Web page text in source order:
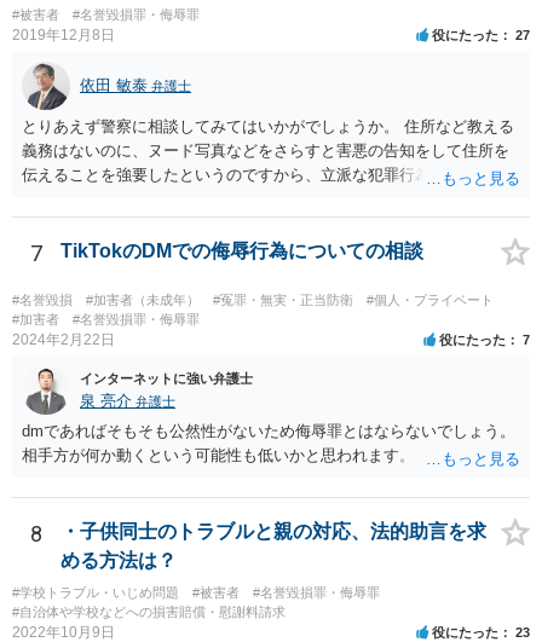
てきたのか尋ねることが考えられます。
#被害者 #名誉毀損罪・侮辱罪
2019年12月8日 役にたった 27
依田 敏泰 弁護士
とりあえず警察に相談してみてはいかがでしょうか。 住所など教える
義務はないのに、ヌード写真などをさらすと害悪の告知をして住所を
伝えることを強要したというのですから、立派な犯罪行為です。
7 TikTokのDMでの侮辱行為についての相談
#名誉毀損 #加害者（未成年） #冤罪・無実・正当防衛
#個人・プライベート
#加害者
#名誉毀損罪・侮辱罪
2024年2月22日 役にたった 7
インターネットに強い弁護士
泉 亮介 弁護士
dmであればそもそも公然性がないため侮辱罪とはならないでしょう。
相手方が何か動くという可能性も低いかと思われます。
8
・子供同士のトラブルと親の対応、法的助言を求
める方法は？
#学校トラブル・いじめ問題 #被害者
#名誉毀損罪・侮辱罪
#自治体や学校などへの損害賠償・慰謝料請求
2022年10月9日 役にたった 23